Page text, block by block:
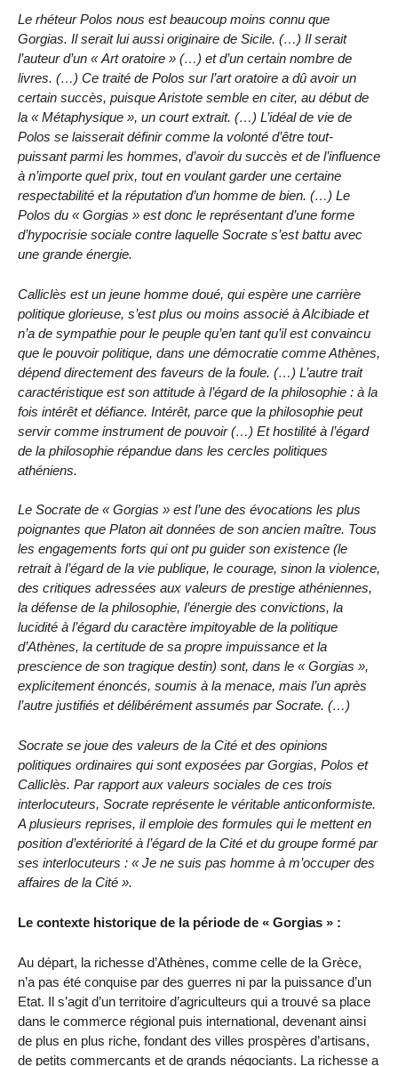
Le rhéteur Polos nous est beaucoup moins connu que
Gorgias. Il serait lui aussi originaire de Sicile. (…) Il serait
l’auteur d’un « Art oratoire » (…) et d’un certain nombre de
livres. (…) Ce traité de Polos sur l’art oratoire a dû avoir un
certain succès, puisque Aristote semble en citer, au début de
la « Métaphysique », un court extrait. (…) L’idéal de vie de
Polos se laisserait définir comme la volonté d’être tout-
puissant parmi les hommes, d’avoir du succès et de l’influence
à n’importe quel prix, tout en voulant garder une certaine
respectabilité et la réputation d’un homme de bien. (…) Le
Polos du « Gorgias » est donc le représentant d’une forme
d’hypocrisie sociale contre laquelle Socrate s’est battu avec
une grande énergie.
Calliclès est un jeune homme doué, qui espère une carrière
politique glorieuse, s’est plus ou moins associé à Alcibiade et
n’a de sympathie pour le peuple qu’en tant qu’il est convaincu
que le pouvoir politique, dans une démocratie comme Athènes,
dépend directement des faveurs de la foule. (…) L’autre trait
caractéristique est son attitude à l’égard de la philosophie : à la
fois intérêt et défiance. Intérêt, parce que la philosophie peut
servir comme instrument de pouvoir (…) Et hostilité à l’égard
de la philosophie répandue dans les cercles politiques
athéniens.
Le Socrate de « Gorgias » est l’une des évocations les plus
poignantes que Platon ait données de son ancien maître. Tous
les engagements forts qui ont pu guider son existence (le
retrait à l’égard de la vie publique, le courage, sinon la violence,
des critiques adressées aux valeurs de prestige athéniennes,
la défense de la philosophie, l’énergie des convictions, la
lucidité à l’égard du caractère impitoyable de la politique
d’Athènes, la certitude de sa propre impuissance et la
prescience de son tragique destin) sont, dans le « Gorgias »,
explicitement énoncés, soumis à la menace, mais l’un après
l’autre justifiés et délibérément assumés par Socrate. (…)
Socrate se joue des valeurs de la Cité et des opinions
politiques ordinaires qui sont exposées par Gorgias, Polos et
Calliclès. Par rapport aux valeurs sociales de ces trois
interlocuteurs, Socrate représente le véritable anticonformiste.
A plusieurs reprises, il emploie des formules qui le mettent en
position d’extériorité à l’égard de la Cité et du groupe formé par
ses interlocuteurs : « Je ne suis pas homme à m’occuper des
affaires de la Cité ».
Le contexte historique de la période de « Gorgias » :
Au départ, la richesse d’Athènes, comme celle de la Grèce,
n’a pas été conquise par des guerres ni par la puissance d’un
Etat. Il s’agit d’un territoire d’agriculteurs qui a trouvé sa place
dans le commerce régional puis international, devenant ainsi
de plus en plus riche, fondant des villes prospères d’artisans,
de petits commerçants et de grands négociants. La richesse a